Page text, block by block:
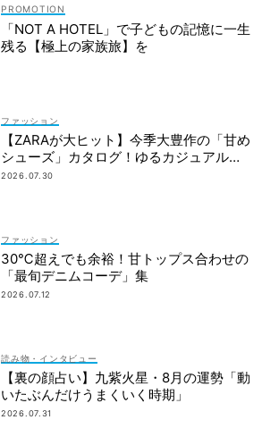
「NOT A HOTEL」で子どもの記憶に一生
残る【極上の家族旅】を
ファッション
【ZARAが大ヒット】今季大豊作の「甘め
シューズ」カタログ！ゆるカジュアルの
鮮度アップに◎
2026.07.30
ファッション
30℃超えでも余裕！甘トップス合わせの
「最旬デニムコーデ」集
2026.07.12
読み物・インタビュー
【裏の顔占い】九紫火星・8月の運勢「動
いたぶんだけうまくいく時期」
2026.07.31